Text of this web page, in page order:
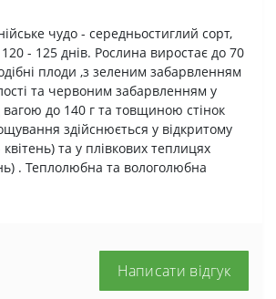
чудо - середньостиглий сорт,
120 - 125 днів. Рослина виростає до 70
плоди ,з зеленим забарвленням
та червоним забарвленням у
вагою до 140 г та товщиною стінок
здійснюється у відкритому
та у плівкових теплицях
. Теплолюбна та вологолюбна
Написати відгук